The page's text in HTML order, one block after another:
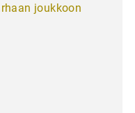
joukkoon